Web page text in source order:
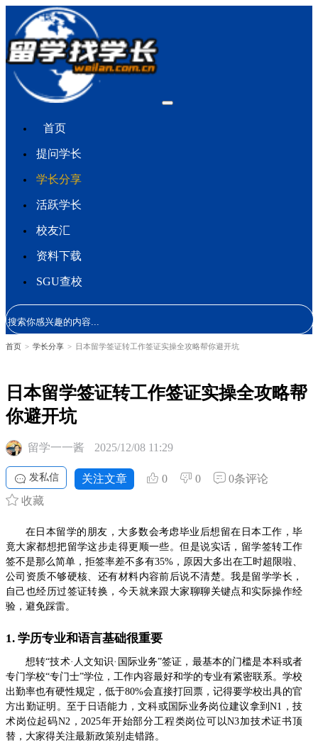
首页
提问学长
学长分享
活跃学长
校友汇
资料下载
SGU查校
首页 > 学长分享 > 日本留学签证转工作签证实操全攻略帮你避开坑
日本留学签证转工作签证实操全攻略帮
你避开坑
留学一一酱 2025/12/08 11:29
发私信 关注文章 0 0
0条评论
收藏
在日本留学的朋友，大多数会考虑毕业后想留在日本工作，毕
竟大家都想把留学这步走得更顺一些。但是说实话，留学签转工作
签不是那么简单，拒签率差不多有35%，原因大多出在工时超限啦、
公司资质不够硬核、还有材料内容前后说不清楚。我是留学学长，
自己也经历过签证转换，今天就来跟大家聊聊关键点和实际操作经
验，避免踩雷。
1. 学历专业和语言基础很重要
想转“技术·人文知识·国际业务”签证，最基本的门槛是本科或者
专门学校“专门士”学位，工作内容最好和学的专业有紧密联系。学校
出勤率也有硬性规定，低于80%会直接打回票，记得要学校出具的官
方出勤证明。至于日语能力，文科或国际业务岗位建议拿到N1，技
术岗位起码N2，2025年开始部分工程类岗位可以N3加技术证书顶
替，大家得关注最新政策别走错路。